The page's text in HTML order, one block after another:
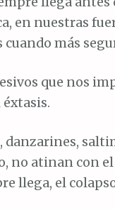
en nuestras
cuando más
que nos
éxtasis.
danzarines,
no atinan con
llega, el